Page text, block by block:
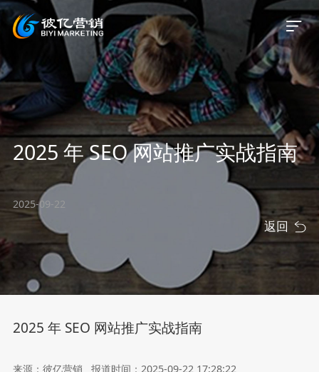
首页
关于我们
服务案例
新闻资讯
2025 年 SEO 网站推广实战指南
2025-09-22
返回
2025 年 SEO 网站推广实战指南
来源：彼亿营销 报道时间：2025-09-22 17:28:22